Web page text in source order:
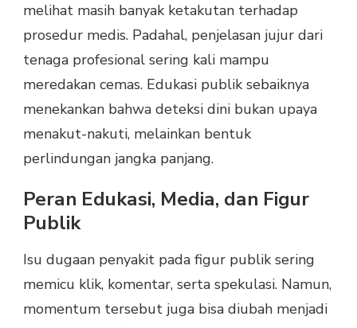
melihat masih banyak ketakutan terhadap
prosedur medis. Padahal, penjelasan jujur dari
tenaga profesional sering kali mampu
meredakan cemas. Edukasi publik sebaiknya
menekankan bahwa deteksi dini bukan upaya
menakut-nakuti, melainkan bentuk
perlindungan jangka panjang.
Peran Edukasi, Media, dan Figur
Publik
Isu dugaan penyakit pada figur publik sering
memicu klik, komentar, serta spekulasi. Namun,
momentum tersebut juga bisa diubah menjadi